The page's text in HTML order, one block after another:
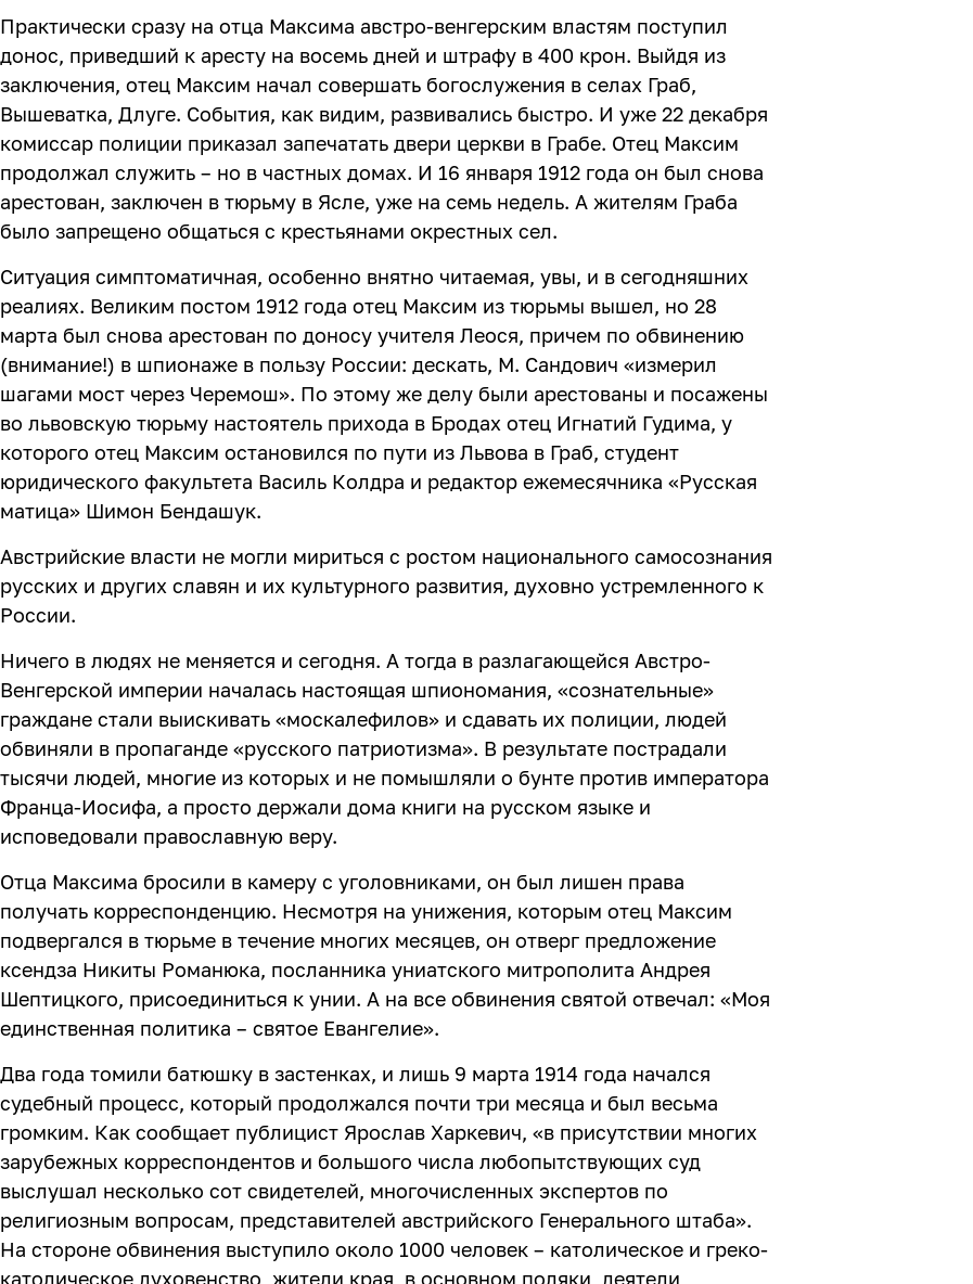
Практически сразу на отца Максима австро-венгерским властям поступил
донос, приведший к аресту на восемь дней и штрафу в 400 крон. Выйдя из
заключения, отец Максим начал совершать богослужения в селах Граб,
Вышеватка, Длуге. События, как видим, развивались быстро. И уже 22 декабря
комиссар полиции приказал запечатать двери церкви в Грабе. Отец Максим
продолжал служить – но в частных домах. И 16 января 1912 года он был снова
арестован, заключен в тюрьму в Ясле, уже на семь недель. А жителям Граба
было запрещено общаться с крестьянами окрестных сел.
Ситуация симптоматичная, особенно внятно читаемая, увы, и в сегодняшних
реалиях. Великим постом 1912 года отец Максим из тюрьмы вышел, но 28
марта был снова арестован по доносу учителя Леося, причем по обвинению
(внимание!) в шпионаже в пользу России: дескать, М. Сандович «измерил
шагами мост через Черемош». По этому же делу были арестованы и посажены
во львовскую тюрьму настоятель прихода в Бродах отец Игнатий Гудима, у
которого отец Максим остановился по пути из Львова в Граб, студент
юридического факультета Василь Колдра и редактор ежемесячника «Русская
матица» Шимон Бендашук.
Австрийские власти не могли мириться с ростом национального самосознания
русских и других славян и их культурного развития, духовно устремленного к
России.
Ничего в людях не меняется и сегодня. А тогда в разлагающейся Австро-
Венгерской империи началась настоящая шпиономания, «сознательные»
граждане стали выискивать «москалефилов» и сдавать их полиции, людей
обвиняли в пропаганде «русского патриотизма». В результате пострадали
тысячи людей, многие из которых и не помышляли о бунте против императора
Франца-Иосифа, а просто держали дома книги на русском языке и
исповедовали православную веру.
Отца Максима бросили в камеру с уголовниками, он был лишен права
получать корреспонденцию. Несмотря на унижения, которым отец Максим
подвергался в тюрьме в течение многих месяцев, он отверг предложение
ксендза Никиты Романюка, посланника униатского митрополита Андрея
Шептицкого, присоединиться к унии. А на все обвинения святой отвечал: «Моя
единственная политика – святое Евангелие».
Два года томили батюшку в застенках, и лишь 9 марта 1914 года начался
судебный процесс, который продолжался почти три месяца и был весьма
громким. Как сообщает публицист Ярослав Харкевич, «в присутствии многих
зарубежных корреспондентов и большого числа любопытствующих суд
выслушал несколько сот свидетелей, многочисленных экспертов по
религиозным вопросам, представителей австрийского Генерального штаба».
На стороне обвинения выступило около 1000 человек – католическое и греко-
католическое духовенство, жители края, в основном поляки, деятели